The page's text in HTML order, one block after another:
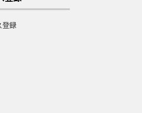
登録